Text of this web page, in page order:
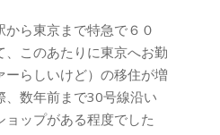
ら東京まで特急で６０
このあたりに東京へお勤
らしいけど）の移住が増
、数年前まで30号線沿い
ップがある程度でした